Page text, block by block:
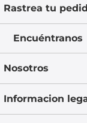
Rastrea tu
Encuéntranos
Nosotros
Informacion